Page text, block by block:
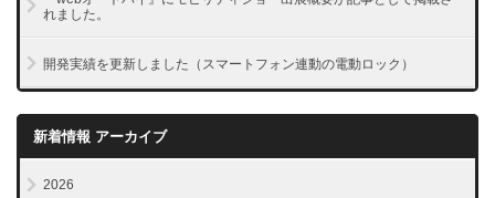
れました。
開発実績を更新しました（スマートフォン連動の電動ロック）
新着情報 アーカイブ
2026